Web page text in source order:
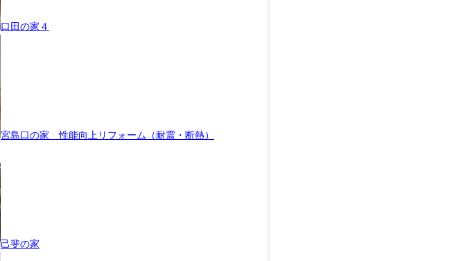
口田の家４
宮島口の家 性能向上リフォーム（耐震・断熱）
己斐の家